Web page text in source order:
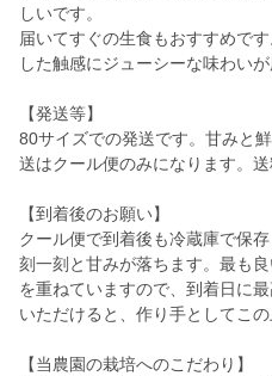
しいです。
届いてすぐの生食もおすすめで
した触感にジューシーな味わいが
【発送等】
80サイズでの発送です。甘みと
送はクール便のみになります。
【到着後のお願い】
クール便で到着後も冷蔵庫で保
刻一刻と甘みが落ちます。最も
を重ねていますので、到着日に
いただけると、作り手としてこの
【当農園の栽培へのこだわり】